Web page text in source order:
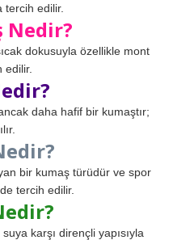
tercih edilir.
Nedir?
dokusuyla özellikle mont
edilir.
daha hafif bir kumaştır;
bir kumaş türüdür ve spor
tercih edilir.
karşı dirençli yapısıyla